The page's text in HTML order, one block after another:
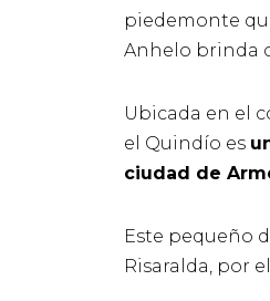
piedemonte
Anhelo brinda
Ubicada en el
el Quindío es
ciudad de
Este pequeño
Risaralda, por